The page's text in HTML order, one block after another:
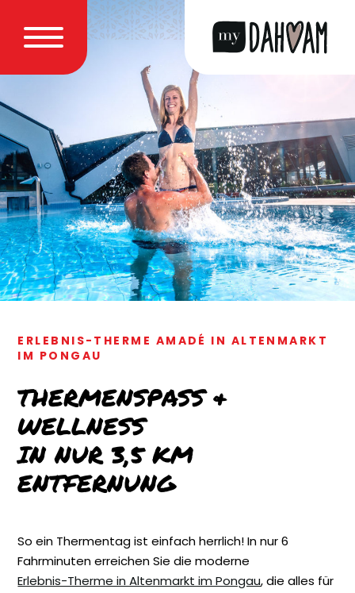
ERLEBNIS-THERME AMADÉ IN ALTENMARKT
IM PONGAU
THERMENSPASS & W
ELLNESS
IN NUR 3,5 KM
ENTFERNUNG
So ein Thermentag ist einfach herrlich! In nur 6
Fahrminuten erreichen Sie die moderne
Erlebnis-Therme in Altenmarkt im Pongau, diealles für